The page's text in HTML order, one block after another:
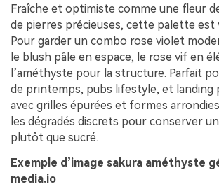
Fraîche et optimiste comme une fleur
de pierres précieuses, cette palette est
Pour garder un combo rose violet
le blush pâle en espace, le rose vif en
l’améthyste pour la structure. Parfait
de printemps, pubs lifestyle, et landing
avec grilles épurées et formes
les dégradés discrets pour conserver
plutôt que sucré.
Exemple d’image sakura améthyste
media.io